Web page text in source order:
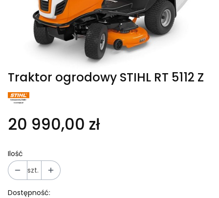
Traktor ogrodowy STIHL RT 5112 Z
20 990,00 zł
Ilość
szt.
Dostępność: